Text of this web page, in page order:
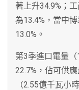
著上升34.9%；
為13.4%，當中
13.0%。
第3季進口電量
22.7%，佔可供
（2.55億千瓦小